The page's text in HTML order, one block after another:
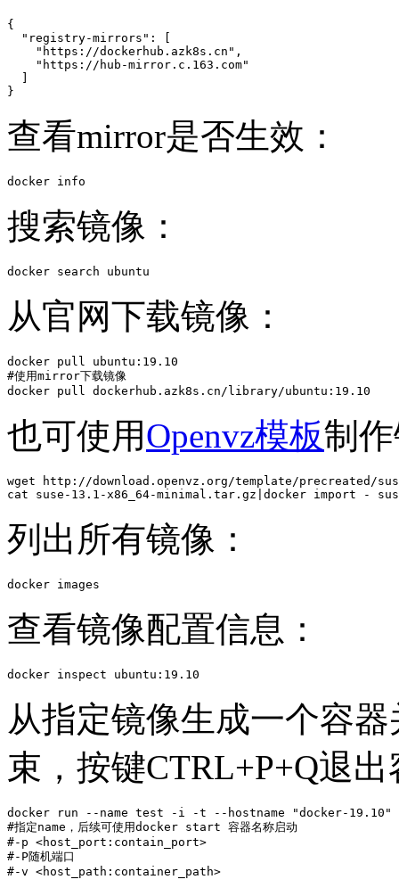
{
  "registry-mirrors": [
    "https://dockerhub.azk8s.cn",
    "https://hub-mirror.c.163.com"
}
查看mirror是否生效：
docker info
搜索镜像：
docker search ubuntu
从官网下载镜像：
docker pull ubuntu:19.10
#使用mirror下载镜像
docker pull dockerhub.azk8s.cn/library/ubuntu:19.10
也可使用Openvz模板制
wget http://download.openvz.org/template/precreated/
cat suse-13.1-x86_64-minimal.tar.gz|docker import -
列出所有镜像：
docker images
查看镜像配置信息：
docker inspect ubuntu:19.10
从指定镜像生成一个容
束，按键CTRL+P+Q退
docker run --name test -i -t --hostname "docker-19.10"
#指定name，后续可使用docker start 容器名称启动
#-p <host_port:contain_port>
#-P随机端口
#-v <host_path:container_path>